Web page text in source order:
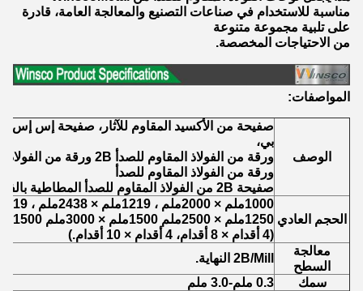
مناسبة للاستخدام في صناعات التصنيع والمعالجة العامة، قادرة
على تلبية مجموعة متنوعة
من الاحتياجات المخصصة.
المواصفات:
الوصف
بي،
ورقة من الفولاذ المقاوم للصدأ 2B ورقة من الفولاذ المقاوم للصدأ مطاطية باردة
ورقة من الفولاذ المقاوم للصدأ
صفيحة 2B من الفولاذ المقاوم للصدأ المطاطية بالفولاذ المقاوم للصدأ
الحجم العادي
1000ملم × 2000ملم ، 1219ملم × 2438ملم ، 1219ملم × 3048ملم
1250ملم × 2500ملم 1500ملم × 3000ملم 1500ملم × 6000ملم
(4 أقدام × 8 أقدام، 4 أقدام × 10 أقدام.)
معالجة
السطح
2B/Mill النهاية.
سمك
0.3 ملم-3.0 ملم